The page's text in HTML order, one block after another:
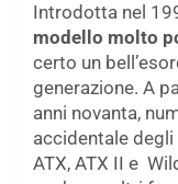
Introdotta nel
modello molto
certo un
generazione. A
anni novanta,
accidentale
ATX, ATX II e